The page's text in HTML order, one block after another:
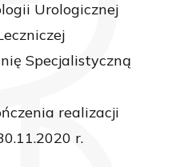
Urologicznej
Specjalistyczną
realizacji
r.